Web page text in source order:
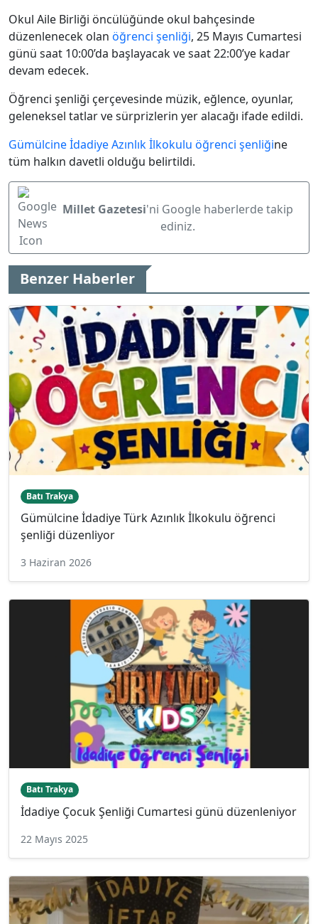
Okul Aile Birliği öncülüğünde okul bahçesinde
düzenlenecek olan öğrenci şenliği, 25 Mayıs Cumartesi
günü saat 10:00’da başlayacak ve saat 22:00’ye kadar
devam edecek.
Öğrenci şenliği çerçevesinde müzik, eğlence, oyunlar,
geleneksel tatlar ve sürprizlerin yer alacağı ifade edildi.
Gümülcineİdadiye Azınlık İlkokulu öğrenci şenliğine
tüm halkın davetli olduğu belirtildi.
Millet Gazetesi'ni Google haberlerde takip
ediniz.
Benzer Haberler
Batı Trakya
Gümülcine İdadiye Türk Azınlık İlkokulu öğrenci
şenliği düzenliyor
3 Haziran 2026
Batı Trakya
İdadiye Çocuk Şenliği Cumartesi günü düzenleniyor
22 Mayıs 2025